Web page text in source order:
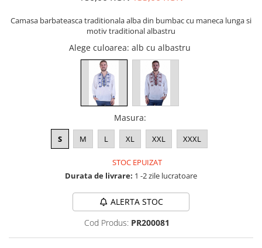
Camasa barbateasca traditionala alba din bumbac cu maneca lunga si
motiv traditional albastru
Alege culoarea: alb cu albastru
Masura:
S M L XL XXL XXXL
STOC EPUIZAT
Durata de livrare: 1 -2 zile lucratoare
ALERTA STOC
Cod Produs: PR200081